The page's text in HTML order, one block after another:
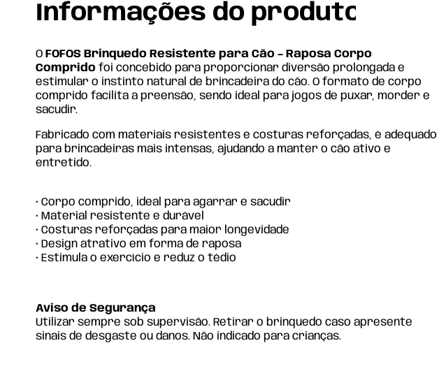
Informações do produto
O FOFOS Brinquedo Resistente para Cão – Raposa Corpo
Comprido foi concebido para proporcionar diversão prolongada e
estimular o instinto natural de brincadeira do cão. O formato de corpo
comprido facilita a preensão, sendo ideal para jogos de puxar, morder e
sacudir.
Fabricado com materiais resistentes e costuras reforçadas, é adequado
para brincadeiras mais intensas, ajudando a manter o cão ativo e
entretido.
• Corpo comprido, ideal para agarrar e sacudir
• Material resistente e durável
• Costuras reforçadas para maior longevidade
• Design atrativo em forma de raposa
• Estimula o exercício e reduz o tédio
Aviso de Segurança
Utilizar sempre sob supervisão. Retirar o brinquedo caso apresente
sinais de desgaste ou danos. Não indicado para crianças.